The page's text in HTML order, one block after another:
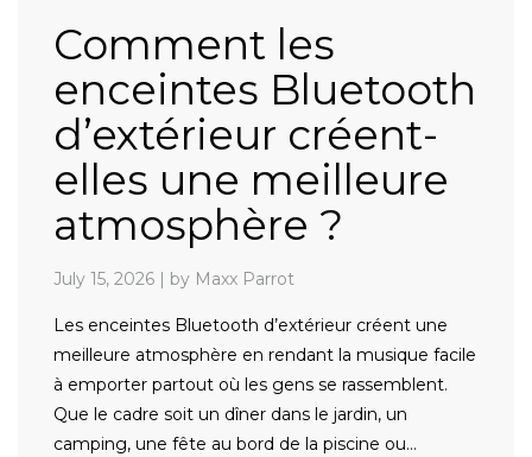
Comment les
enceintes Bluetooth
d’extérieur créent-
elles une meilleure
atmosphère ?
July 15, 2026 | by Maxx Parrot
Les enceintes Bluetooth d’extérieur créent une
meilleure atmosphère en rendant la musique facile
à emporter partout où les gens se rassemblent.
Que le cadre soit un dîner dans le jardin, un
camping, une fête au bord de la piscine ou…